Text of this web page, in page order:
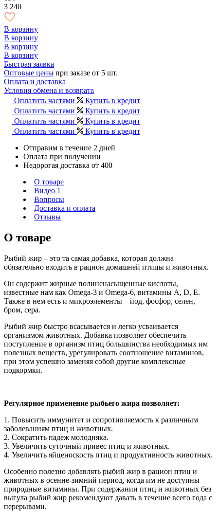
3 240
В корзину
В корзину
В корзину
В корзину
Быстрая заявка
Оптовые цены при заказе от 5 шт.
Оплата и доставка
Условия обмена и возврата
Оплатить частями
Купить в кредит
Оплатить частями
Купить в кредит
Оплатить частями
Купить в кредит
Оплатить частями
Купить в кредит
Отправим в течение 2 дней
Оплата при получении
Недорогая доставка от 400
О товаре
Видео 1
Вопросы
Доставка и оплата
Отзывы
О товаре
Рыбий жир – это та самая добавка, которая должна
обязательно входить в рацион домашней птицы и животных.
Он содержит жирные полиненасыщенные кислоты,
известные нам как Omega-3 и Omega-6, витамины A, D, Е.
Также в нем есть и микроэлементы – йод, фосфор, селен,
бром, сера.
Рыбий жир быстро всасывается и легко усваивается
организмом животных. Добавка позволяет обеспечить
поступление в организм птиц большинства необходимых им
полезных веществ, урегулировать соотношение витаминов,
при этом успешно заменяя собой другие комплексные
подкормки.
Регулярное применение рыбьего жира позволяет:
1. Повысить иммунитет и сопротивляемость к различным
заболеваниям птиц и животных.
2. Сократить падеж молодняка.
3. Увеличить суточный привес птиц и животных.
4. Увеличить яйценоскость птиц и продуктивность животных.
Особенно полезно добавлять рыбий жир в рацион птиц и
животных в осенне-зимний период, когда им не доступны
природные витамины. При содержании птиц и животных без
выгула рыбий жир рекомендуют давать в течение всего года с
перерывами.